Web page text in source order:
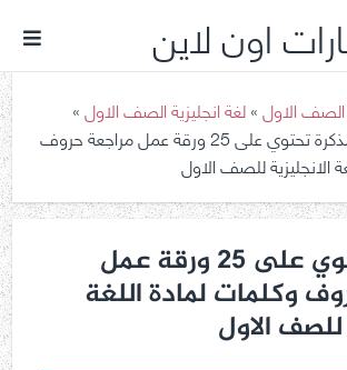
اون لاين
الاول»لغة انجليزية الصف الاول»
مذكرة تحتوي على 25 ورقة عمل مراجعة حروف
الانجليزية للصف الاول
مذكرة تحتوي على 25 ورقة عمل
وكلمات لمادة اللغة
للصف الاول